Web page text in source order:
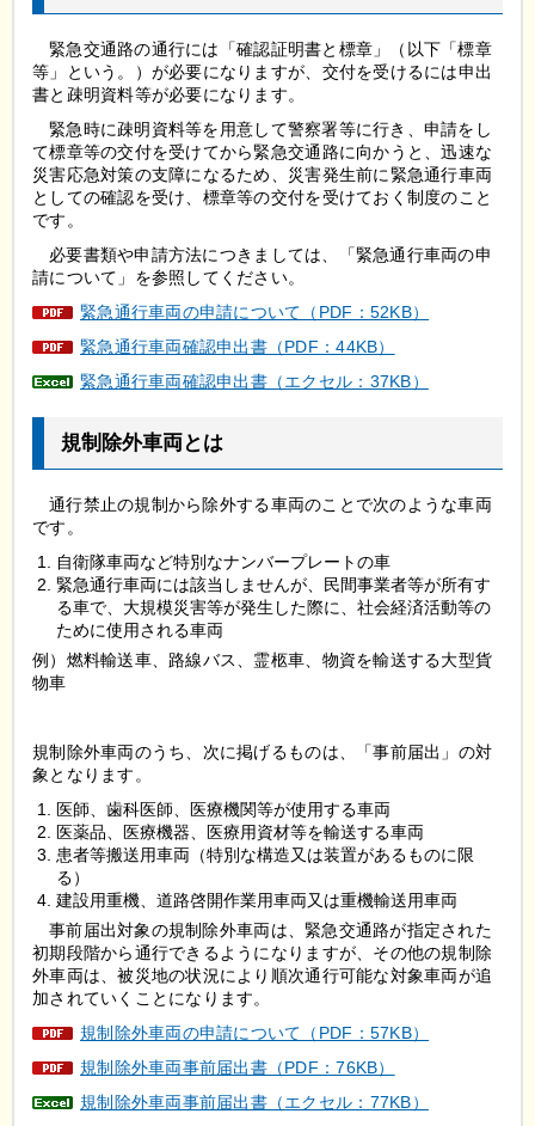
緊急交通路の通行には「確認証明書と標章」（以下「標章
等」という。）が必要になりますが、交付を受けるには申出
書と疎明資料等が必要になります。
緊急時に疎明資料等を用意して警察署等に行き、申請をし
て標章等の交付を受けてから緊急交通路に向かうと、迅速な
災害応急対策の支障になるため、災害発生前に緊急通行車両
としての確認を受け、標章等の交付を受けておく制度のこと
です。
必要書類や申請方法につきましては、「緊急通行車両の申
請について」を参照してください。
緊急通行車両の申請について（PDF：52KB）
緊急通行車両確認申出書（PDF：44KB）
緊急通行車両確認申出書（エクセル：37KB）
規制除外車両とは
通行禁止の規制から除外する車両のことで次のような車両
です。
自衛隊車両など特別なナンバープレートの車
緊急通行車両には該当しませんが、民間事業者等が所有す
る車で、大規模災害等が発生した際に、社会経済活動等の
ために使用される車両
例）燃料輸送車、路線バス、霊柩車、物資を輸送する大型貨
物車
規制除外車両のうち、次に掲げるものは、「事前届出」の対
象となります。
医師、歯科医師、医療機関等が使用する車両
医薬品、医療機器、医療用資材等を輸送する車両
患者等搬送用車両（特別な構造又は装置があるものに限
る）
建設用重機、道路啓開作業用車両又は重機輸送用車両
事前届出対象の規制除外車両は、緊急交通路が指定された
初期段階から通行できるようになりますが、その他の規制除
外車両は、被災地の状況により順次通行可能な対象車両が追
加されていくことになります。
規制除外車両の申請について（PDF：57KB）
規制除外車両事前届出書（PDF：76KB）
規制除外車両事前届出書（エクセル：77KB）